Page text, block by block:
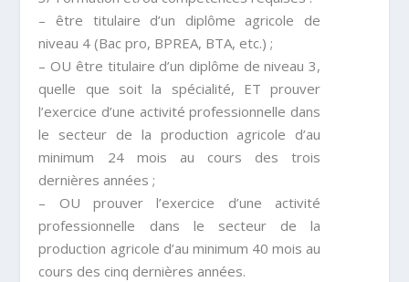
– être titulaire d’un diplôme agricole de
niveau 4 (Bac pro, BPREA, BTA, etc.) ;
– OU être titulaire d’un diplôme de niveau 3,
quelle que soit la spécialité, ET prouver
l’exercice d’une activité professionnelle dans
le secteur de la production agricole d’au
minimum 24 mois au cours des trois
dernières années ;
– OU prouver l’exercice d’une activité
professionnelle dans le secteur de la
production agricole d’au minimum 40 mois au
cours des cinq dernières années.